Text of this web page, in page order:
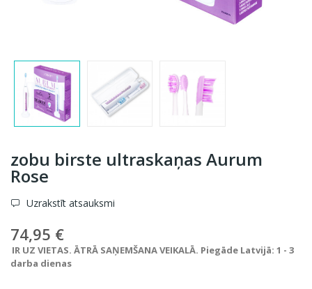
zobu birste ultraskaņas Aurum
Rose
Uzrakstīt atsauksmi
74,95 €
IR UZ VIETAS. ĀTRĀ SAŅEMŠANA VEIKALĀ. Piegāde Latvijā: 1 - 3
darba dienas